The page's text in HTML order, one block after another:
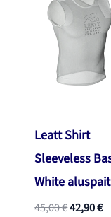
Leatt Shirt
Sleeveless
White
45,00€42,90€